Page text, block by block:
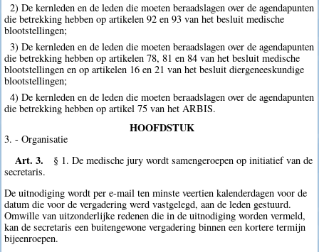
2) De kernleden en de leden die moeten beraadslagen over de agendapunten
die betrekking hebben op artikelen 92 en 93 van het besluit medische
blootstellingen;
3) De kernleden en de leden die moeten beraadslagen over de agendapunten
die betrekking hebben op artikelen 78, 81 en 84 van het besluit medische
blootstellingen en op artikelen 16 en 21 van het besluit diergeneeskundige
blootstellingen;
4) De kernleden en de leden die moeten beraadslagen over de agendapunten
die betrekking hebben op artikel 75 van het ARBIS.
HOOFDSTUK
3. - Organisatie
Art. 3.
§ 1. De medische jury wordt samengeroepen op initiatief van de
secretaris.
De uitnodiging wordt per e-mail ten minste veertien kalenderdagen voor de
datum die voor de vergadering werd vastgelegd, aan de leden gestuurd.
Omwille van uitzonderlijke redenen die in de uitnodiging worden vermeld,
kan de secretaris een buitengewone vergadering binnen een kortere termijn
bijeenroepen.